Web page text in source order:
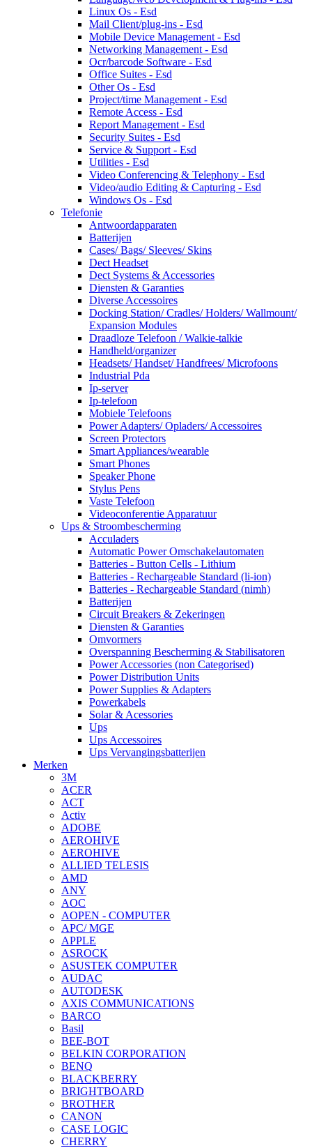
Linux Os - Esd
Mail Client/plug-ins - Esd
Mobile Device Management - Esd
Networking Management - Esd
Ocr/barcode Software - Esd
Office Suites - Esd
Other Os - Esd
Project/time Management - Esd
Remote Access - Esd
Report Management - Esd
Security Suites - Esd
Service & Support - Esd
Utilities - Esd
Video Conferencing & Telephony - Esd
Video/audio Editing & Capturing - Esd
Windows Os - Esd
Telefonie
Antwoordapparaten
Batterijen
Cases/ Bags/ Sleeves/ Skins
Dect Headset
Dect Systems & Accessories
Diensten & Garanties
Diverse Accessoires
Docking Station/ Cradles/ Holders/ Wallmount/
Expansion Modules
Draadloze Telefoon / Walkie-talkie
Handheld/organizer
Headsets/ Handset/ Handfrees/ Microfoons
Industrial Pda
Ip-server
Ip-telefoon
Mobiele Telefoons
Power Adapters/ Opladers/ Accessoires
Screen Protectors
Smart Appliances/wearable
Smart Phones
Speaker Phone
Stylus Pens
Vaste Telefoon
Videoconferentie Apparatuur
Ups & Stroombescherming
Acculaders
Automatic Power Omschakelautomaten
Batteries - Button Cells - Lithium
Batteries - Rechargeable Standard (li-ion)
Batteries - Rechargeable Standard (nimh)
Batterijen
Circuit Breakers & Zekeringen
Diensten & Garanties
Omvormers
Overspanning Bescherming & Stabilisatoren
Power Accessories (non Categorised)
Power Distribution Units
Power Supplies & Adapters
Powerkabels
Solar & Acessories
Ups
Ups Accessoires
Ups Vervangingsbatterijen
Merken
3M
ACER
ACT
Activ
ADOBE
AEROHIVE
AEROHIVE
ALLIED TELESIS
AMD
ANY
AOC
AOPEN - COMPUTER
APC/ MGE
APPLE
ASROCK
ASUSTEK COMPUTER
AUDAC
AUTODESK
AXIS COMMUNICATIONS
BARCO
Basil
BEE-BOT
BELKIN CORPORATION
BENQ
BLACKBERRY
BRIGHTBOARD
BROTHER
CANON
CASE LOGIC
CHERRY